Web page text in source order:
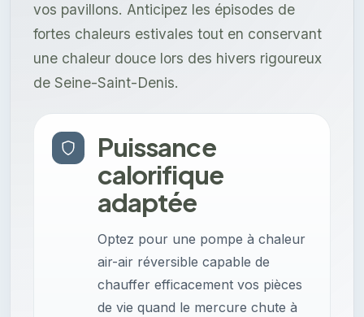
vos pavillons. Anticipez les épisodes de
fortes chaleurs estivales tout en conservant
une chaleur douce lors des hivers rigoureux
de Seine-Saint-Denis.
Puissance
calorifique
adaptée
Optez pour une pompe à chaleur
air-air réversible capable de
chauffer efficacement vos pièces
de vie quand le mercure chute à